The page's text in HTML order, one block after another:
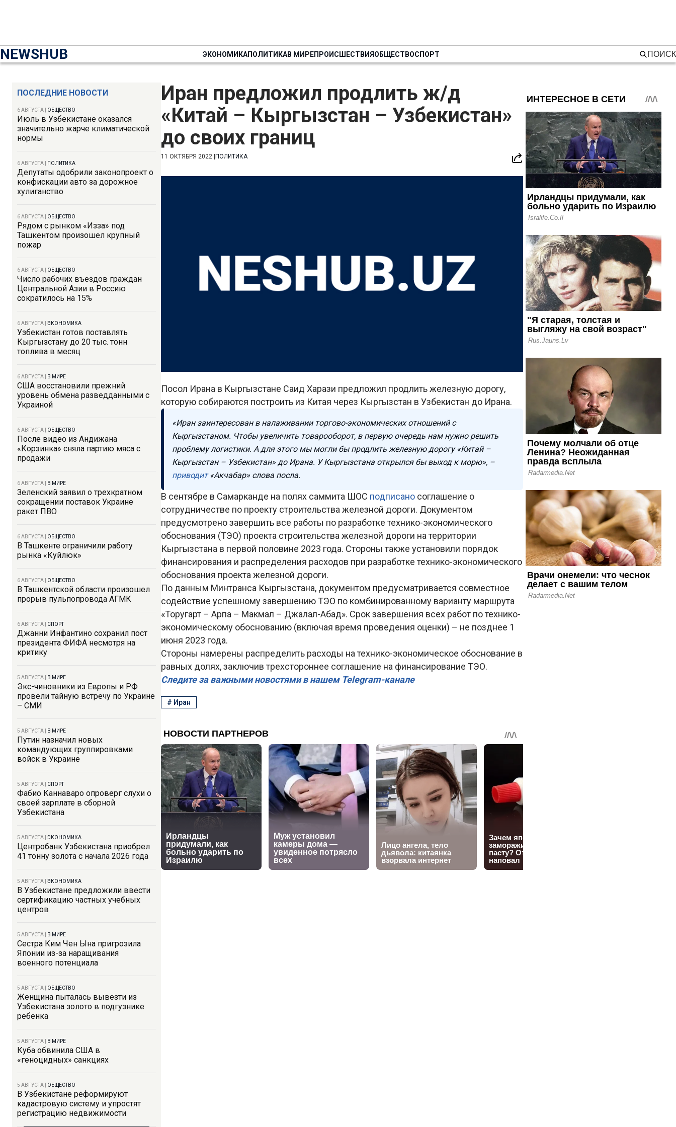
NEWSHUB ЭКОНОМИКАПОЛИТИКАВ МИРЕПРОИСШЕСТВИЯОБЩЕСТВОСПОРТ ПОИСК
ПОСЛЕДНИЕ НОВОСТИ
6 АВГУСТА ОБЩЕСТВО
Июль в Узбекистане оказался
значительно жарче климатической
нормы
6 АВГУСТА ПОЛИТИКА
Депутаты одобрили законопроект о
конфискации авто за дорожное
хулиганство
6 АВГУСТА ОБЩЕСТВО
Рядом с рынком «Изза» под
Ташкентом произошел крупный
пожар
6 АВГУСТА ОБЩЕСТВО
Число рабочих въездов граждан
Центральной Азии в Россию
сократилось на 15%
6 АВГУСТА ЭКОНОМИКА
Узбекистан готов поставлять
Кыргызстану до 20 тыс. тонн
топлива в месяц
6 АВГУСТА В МИРЕ
США восстановили прежний
уровень обмена разведданными с
Украиной
6 АВГУСТА ОБЩЕСТВО
После видео из Андижана
«Корзинка» сняла партию мяса с
продажи
6 АВГУСТА В МИРЕ
Зеленский заявил о трехкратном
сокращении поставок Украине
ракет ПВО
6 АВГУСТА ОБЩЕСТВО
В Ташкенте ограничили работу
рынка «Куйлюк»
6 АВГУСТА ОБЩЕСТВО
В Ташкентской области произошел
прорыв пульпопровода АГМК
6 АВГУСТА СПОРТ
Джанни Инфантино сохранил пост
президента ФИФА несмотря на
критику
5 АВГУСТА В МИРЕ
Экс-чиновники из Европы и РФ
провели тайную встречу по Украине
– СМИ
5 АВГУСТА В МИРЕ
Путин назначил новых
командующих группировками
войск в Украине
5 АВГУСТА СПОРТ
Фабио Каннаваро опроверг слухи о
своей зарплате в сборной
Узбекистана
5 АВГУСТА ЭКОНОМИКА
Центробанк Узбекистана приобрел
41 тонну золота с начала 2026 года
5 АВГУСТА ЭКОНОМИКА
В Узбекистане предложили ввести
сертификацию частных учебных
центров
5 АВГУСТА В МИРЕ
Сестра Ким Чен Ына пригрозила
Японии из-за наращивания
военного потенциала
5 АВГУСТА ОБЩЕСТВО
Женщина пыталась вывезти из
Узбекистана золото в подгузнике
ребенка
5 АВГУСТА В МИРЕ
Куба обвинила США в
«геноцидных» санкциях
5 АВГУСТА ОБЩЕСТВО
В Узбекистане реформируют
кадастровую систему и упростят
регистрацию недвижимости
Иран предложил продлить ж/д
«Китай – Кыргызстан – Узбекистан»
до своих границ
11 ОКТЯБРЯ 2022 ПОЛИТИКА
Посол Ирана в Кыргызстане Саид Харази предложил продлить железную дорогу,
которую собираются построить из Китая через Кыргызстан в Узбекистан до Ирана.
«Иран заинтересован в налаживании торгово-экономических отношений с
Кыргызстаном. Чтобы увеличить товарооборот, в первую очередь нам нужно решить
проблему логистики. А для этого мы могли бы продлить железную дорогу «Китай –
Кыргызстан – Узбекистан» до Ирана. У Кыргызстана открылся бы выход к морю», –
приводит«Акчабар» слова посла.
В сентябре в Самарканде на полях саммита ШОС подписано соглашение о
сотрудничестве по проекту строительства железной дороги. Документом
предусмотрено завершить все работы по разработке технико-экономического
обоснования (ТЭО) проекта строительства железной дороги на территории
Кыргызстана в первой половине 2023 года. Стороны также установили порядок
финансирования и распределения расходов при разработке технико-экономического
обоснования проекта железной дороги.
По данным Минтранса Кыргызстана, документом предусматривается совместное
содействие успешному завершению ТЭО по комбинированному варианту маршрута
«Торугарт – Арпа – Макмал – Джалал-Абад». Срок завершения всех работ по технико-
экономическому обоснованию (включая время проведения оценки) – не позднее 1
июня 2023 года.
Стороны намерены распределить расходы на технико-экономическое обоснование в
равных долях, заключив трехстороннее соглашение на финансирование ТЭО.
Следите за важными новостями в нашем Telegram-канале
# Иран